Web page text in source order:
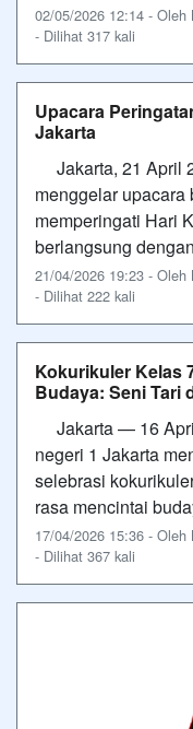
02/05/2026 12:14 -
- Dilihat 317 kali
Upacara
Jakarta
Jakarta, 21 April
menggelar
memperingati Hari
berlangsung
21/04/2026 19:23 -
- Dilihat 222 kali
Kokurikuler Kelas
Budaya: Seni Tari
Jakarta — 16
negeri 1 Jakarta
selebrasi
rasa mencintai
17/04/2026 15:36 -
- Dilihat 367 kali